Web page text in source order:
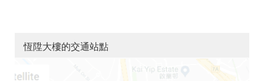
恆陞大樓的交通站點